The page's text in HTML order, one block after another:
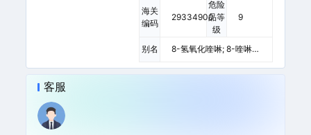
海关
编码
29334900
危险
品等
级
9
别名
8-氢氧化喹啉; 8-喹啉
醇; 8HQ; 8-OQ
客服